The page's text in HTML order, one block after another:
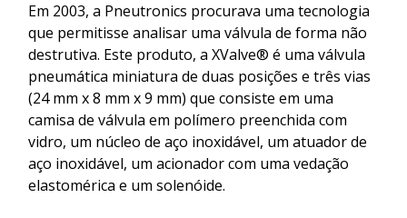
Em 2003, a Pneutronics procurava uma tecnologia
que permitisse analisar uma válvula de forma não
destrutiva. Este produto, a XValve® é uma válvula
pneumática miniatura de duas posições e três vias
(24 mm x 8 mm x 9 mm) que consiste em uma
camisa de válvula em polímero preenchida com
vidro, um núcleo de aço inoxidável, um atuador de
aço inoxidável, um acionador com uma vedação
elastomérica e um solenóide.